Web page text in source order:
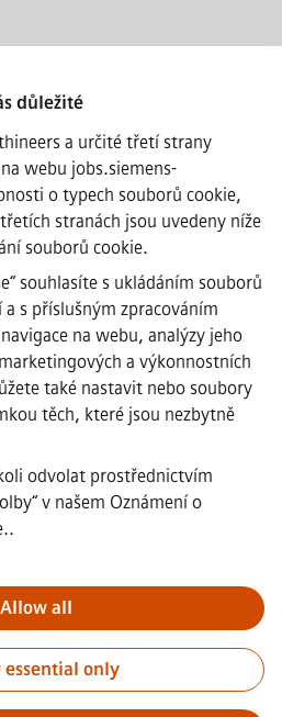
důležité
a určité třetí strany
webu jobs.siemens-
o typech souborů cookie,
stranách jsou uvedeny níže
souborů cookie.
souhlasíte s ukládáním souborů
s příslušným zpracováním
na webu, analýzy jeho
a výkonnostních
také nastavit nebo soubory
těch, které jsou nezbytně
odvolat prostřednictvím
v našem Oznámení o
.
Allow all
essential only
·
Často kladené otázky
·
Informace o společnosti
·
Oznámení o ochraně osobních
údajů
·
Upozornění na soubory cookie
·
Podmínky použití
Digitální ID
Oznamování protiprávního jednání
o zaměstnání, kteří se k
před, během ani po výběrovém
údaje, ani osobní
žádné dokumenty v e-mailech,
od náboráře společnosti